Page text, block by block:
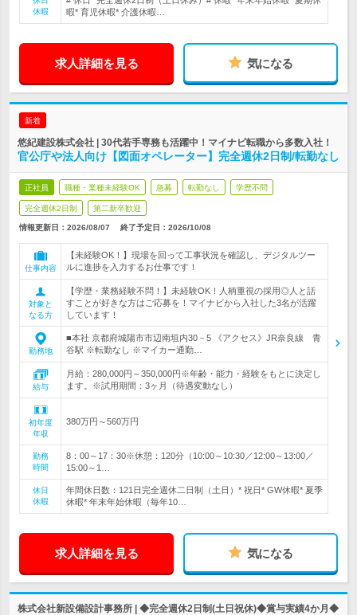
休暇
暇* 育児休暇* 介護休暇…
求人詳細を見る 気になる
新着
悠紀建設株式会社 | 30代若手専務も活躍中！マイナビ転職から多数入社！
官公庁や法人向け【図面オペレーター】完全週休2日制/転勤なし
正社員 職種・業種未経験OK 急募 転勤なし 学歴不問
完全週休2日制 第二新卒歓迎
情報更新日：2026/08/07 終了予定日： 2026/10/08
仕事内容
【未経験OK！】現場を回って工事状況を確認し、デジタルツー
ルに進捗を入力するお仕事です！
対象と
なる方
【学歴・業務経験不問！】未経験OK！人柄重視の採用◎人と話
すことが好きな方はご応募を！マイナビから入社した3名が活躍
しています！
勤務地
■本社 京都府城陽市市辺南垣内30－5 《アクセス》JR奈良線 青
谷駅 ※転勤なし ※マイカー通勤…
給与
月給：280,000円～350,000円※年齢・能力・経験をもとに決定し
ます。※試用期間：3ヶ月（待遇変動なし）
初年度
年収
380万円～560万円
勤務
時間
8：00～17：30※休憩：120分（10:00～10:30／12:00～13:00／
15:00～1…
休日
休暇
年間休日数：121日完全週休二日制（土日）* 祝日* GW休暇* 夏季
休暇* 年末年始休暇（毎年10…
求人詳細を見る 気になる
株式会社新設備設計事務所 | ◆完全週休2日制(土日祝休)◆賞与実績4か月◆